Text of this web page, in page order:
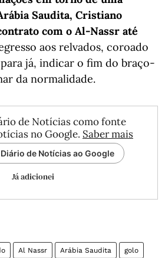
Saudita, Cristiano
com o Al-Nassr até
aos relvados, coroado
já, indicar o fim do braço-
da normalidade.
de Notícias como fonte
no Google. Saber mais
de Notícias ao Google
Já adicionei
Al Nassr Arábia Saudita golo